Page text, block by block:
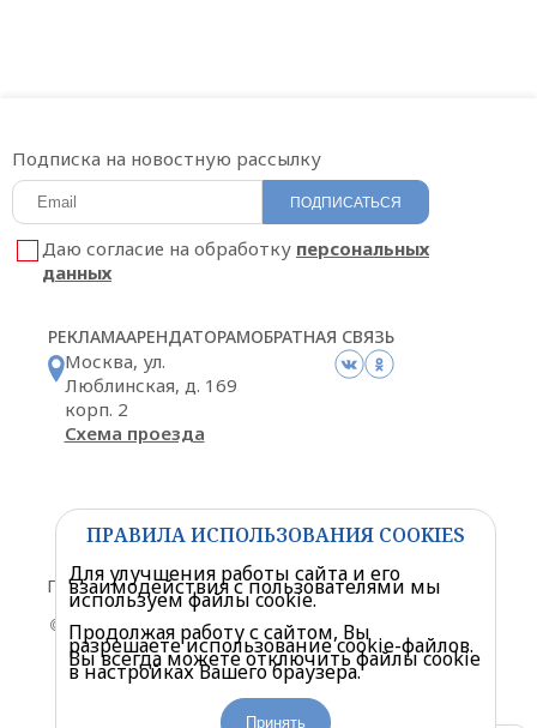
РЕКЛАМААРЕНДАТОРАМОБРАТНАЯ СВЯЗЬ
Москва, ул.
Люблинская, д. 169
корп. 2
Схема проезда
Подписка на новостную рассылку
ПОДПИСАТЬСЯ
Даю согласие на обработку персональных
данных
Правила посещения торгового центра
© «Мариэль» Торгово-развлекательный центр. 2026
ПРАВИЛА ИСПОЛЬЗОВАНИЯ COOKIES
Для улучшения работы сайта и его
взаимодействия с пользователями мы
используем файлы cookie.
Продолжая работу с сайтом, Вы
разрешаете использование cookie-файлов.
Вы всегда можете отключить файлы cookie
в настройках Вашего браузера.
Принять